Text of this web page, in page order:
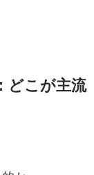
どこが主流